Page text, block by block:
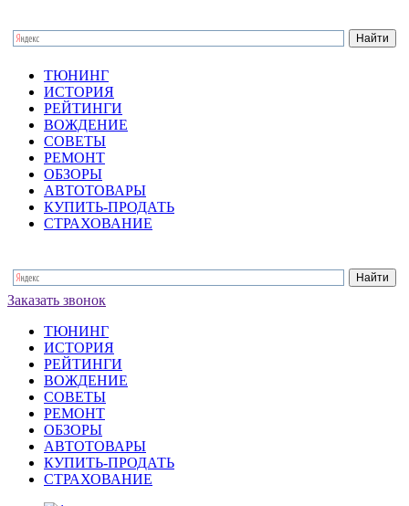
ТЮНИНГ
ИСТОРИЯ
РЕЙТИНГИ
ВОЖДЕНИЕ
СОВЕТЫ
РЕМОНТ
ОБЗОРЫ
АВТОТОВАРЫ
КУПИТЬ-ПРОДАТЬ
СТРАХОВАНИЕ
Заказать звонок
ТЮНИНГ
ИСТОРИЯ
РЕЙТИНГИ
ВОЖДЕНИЕ
СОВЕТЫ
РЕМОНТ
ОБЗОРЫ
АВТОТОВАРЫ
КУПИТЬ-ПРОДАТЬ
СТРАХОВАНИЕ